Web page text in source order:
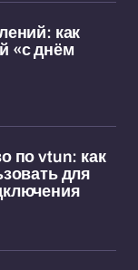
как
«с днём
по vtun: как
для